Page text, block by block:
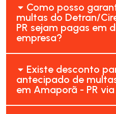
Como posso
multas do Detran/
PR sejam pagas em
empresa?
Existe desconto
antecipado de
em Amaporã - PR via